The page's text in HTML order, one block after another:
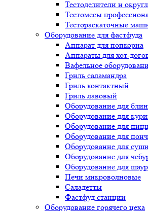
Тестоделители и
Тестомесы
Тестораскаточные
Оборудование для фастфуда
Аппарат для попкорна
Аппараты для хот-
Вафельное
Гриль саламандра
Гриль контактный
Гриль лавовый
Оборудование для
Оборудование для
Оборудование для
Оборудование для
Оборудование для
Оборудование для
Оборудование для
Печи микроволновые
Саладетты
Фастфуд станции
Оборудование горячего цеха